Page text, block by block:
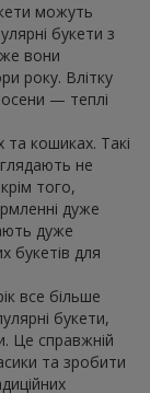
можуть
букети з
вони
року. Влітку
— теплі
кошиках. Такі
не
того,
дуже
дуже
букетів для
все більше
букети,
Це справжній
та зробити